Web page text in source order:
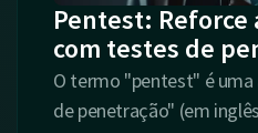
Pentest: Reforce
com testes de
O termo "pentest" é
de penetração" (em